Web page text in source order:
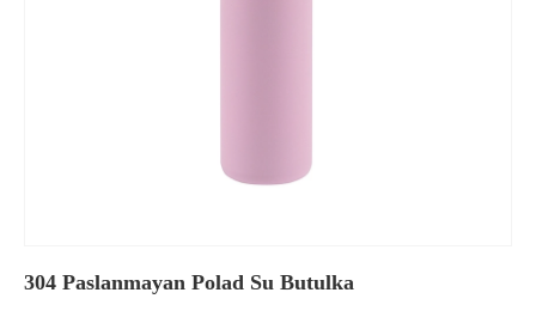
304 Paslanmayan Polad Su Butulka